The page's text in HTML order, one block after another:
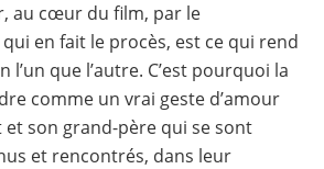
au cœur du film, par le
en fait le procès, est ce qui rend
l’un que l’autre. C’est pourquoi la
comme un vrai geste d’amour
son grand-père qui se sont
et rencontrés, dans leur